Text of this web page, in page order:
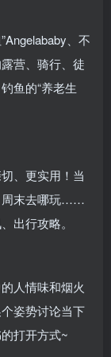
、不
营、骑行、徒
鱼的“养老生
、更实用！当
周末去哪玩……
出行攻略。
人情味和烟火
姿势讨论当下
打开方式~